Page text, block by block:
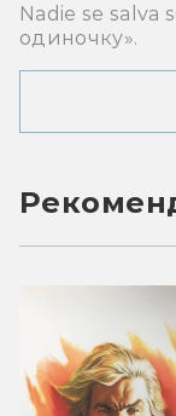
Nadie se salva
одиночку».